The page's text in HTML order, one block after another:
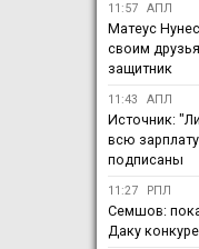
11:57 АПЛ
Матеус
своим
защитник
11:43 АПЛ
Источник:
всю
подписаны
11:27 РПЛ
Семшов:
Даку